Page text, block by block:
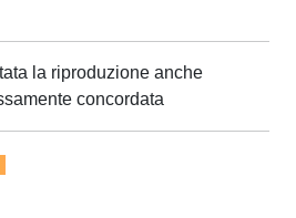
la riproduzione anche
concordata